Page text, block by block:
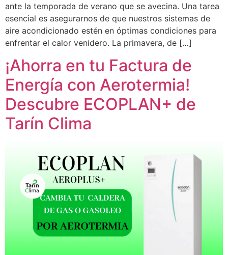
ante la temporada de verano que se avecina. Una tarea
esencial es asegurarnos de que nuestros sistemas de
aire acondicionado estén en óptimas condiciones para
enfrentar el calor venidero. La primavera, de […]
¡Ahorra en tu Factura de
Energía con Aerotermia!
Descubre ECOPLAN+ de
Tarín Clima